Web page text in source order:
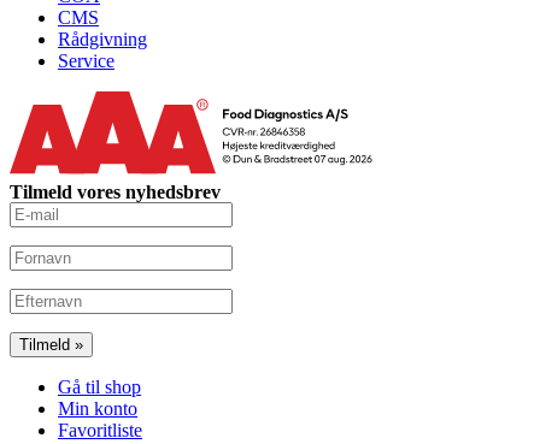
CMS
Rådgivning
Service
Tilmeld vores nyhedsbrev
Gå til shop
Min konto
Favoritliste